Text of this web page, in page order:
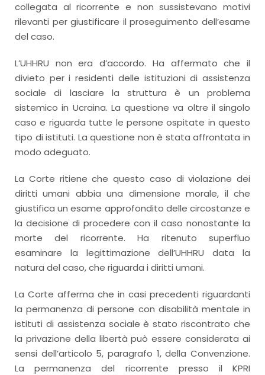
collegata al ricorrente e non sussistevano motivi
rilevanti per giustificare il proseguimento dell’esame
del caso.
L’UHHRU non era d’accordo. Ha affermato che il
divieto per i residenti delle istituzioni di assistenza
sociale di lasciare la struttura è un problema
sistemico in Ucraina. La questione va oltre il singolo
caso e riguarda tutte le persone ospitate in questo
tipo di istituti. La questione non è stata affrontata in
modo adeguato.
La Corte ritiene che questo caso di violazione dei
diritti umani abbia una dimensione morale, il che
giustifica un esame approfondito delle circostanze e
la decisione di procedere con il caso nonostante la
morte del ricorrente. Ha ritenuto superfluo
esaminare la legittimazione dell’UHHRU data la
natura del caso, che riguarda i diritti umani.
La Corte afferma che in casi precedenti riguardanti
la permanenza di persone con disabilità mentale in
istituti di assistenza sociale è stato riscontrato che
la privazione della libertà può essere considerata ai
sensi dell’articolo 5, paragrafo 1, della Convenzione.
La permanenza del ricorrente presso il KPRI